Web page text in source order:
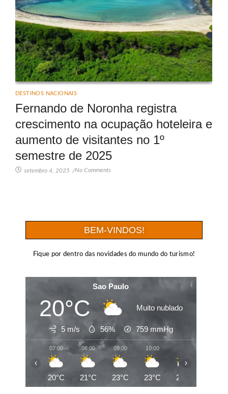
DESTINOS NACIONAIS
Fernando de Noronha registra
crescimento na ocupação hoteleira e
aumento de visitantes no 1º
semestre de 2025
setembro 4, 2025 /No Comments
BEM-VINDOS!
Fique por dentro das novidades do mundo do turismo!
Sao Paulo
20°C Muito nublado
5 m/s 56% 759 mmHg
07:00
20°C
08:00
21°C
09:00
23°C
10:00
23°C 25°C
‹ ›